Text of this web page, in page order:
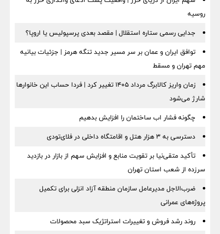
روسیه
جدایی رسمی ستاره استقلال | مقصد بعدی پرسپولیس یا اروپا؟
توافق ایران و عمان بر سر مسیر جدید تنگه هرمز | جزئیات بیانیه
مهم تهران و مسقط
زمان واریز کالابرگ مرداد ۱۴۰۵ تغییر کرد | فردا حساب این خانوارها
شارژ می‌شود
چگونه فشار اب ساختمان را افزایش بدهیم
دسترسی به ۳ هزار هتل و اقامتگاه داخلی در فلای‌تودی
تأکید متقی‌نیا بر تقویت منابع و افزایش سهم از بازار در بازدید
سرزده از شعب استان تهران
ضرب‌الاجل مدیرعامل سازمان منطقه آزاد انزلی برای تكمیل
پروژه‌های عمرانی
روند رشد فروش و تغییرات استراتژیک سبد محصولات